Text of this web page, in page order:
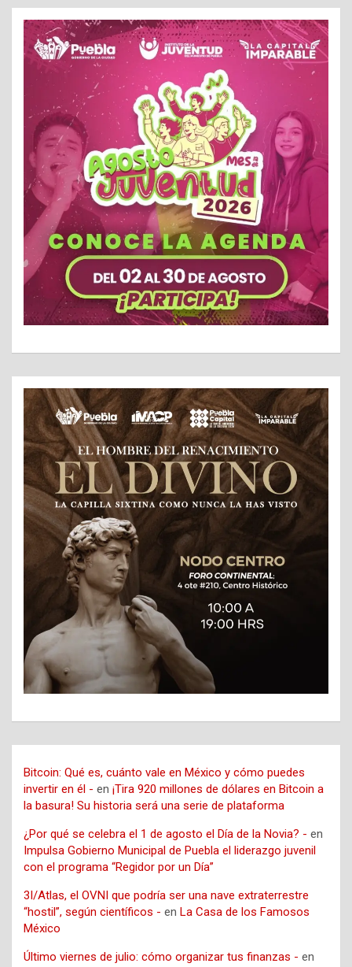
Bitcoin: Qué es, cuánto vale en México y cómo puedes
invertir en él - en ¡Tira 920 millones de dólares en Bitcoin a
la basura! Su historia será una serie de plataforma
¿Por qué se celebra el 1 de agosto el Día de la Novia? - en
Impulsa Gobierno Municipal de Puebla el liderazgo juvenil
con el programa “Regidor por un Día”
3I/Atlas, el OVNI que podría ser una nave extraterrestre
“hostil”, según científicos - en La Casa de los Famosos
México
Último viernes de julio: cómo organizar tus finanzas - en